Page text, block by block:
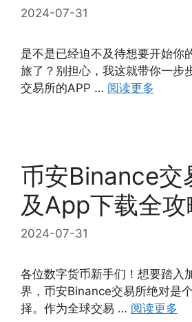
2024-07-31
是不是已经迫不及待想要开始你
旅了？别担心，我这就带你一步
交易所的APP … 阅读更多
币安Binance交
及App下载全攻
2024-07-31
各位数字货币新手们！想要踏入
界，币安Binance交易所绝对是
择。作为全球交易 … 阅读更多